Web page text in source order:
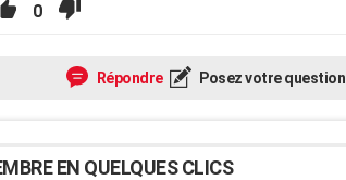
0
Répondre Posez votre question
EN QUELQUES CLICS